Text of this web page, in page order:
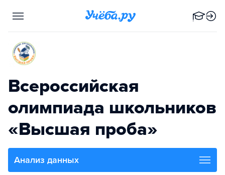
Всероссийская
олимпиада школьников
«Высшая проба»
Анализ данных